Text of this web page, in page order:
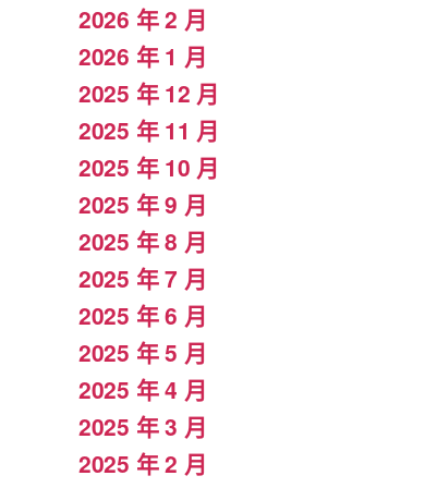
2026 年 2 月
2026 年 1 月
2025 年 12 月
2025 年 11 月
2025 年 10 月
2025 年 9 月
2025 年 8 月
2025 年 7 月
2025 年 6 月
2025 年 5 月
2025 年 4 月
2025 年 3 月
2025 年 2 月